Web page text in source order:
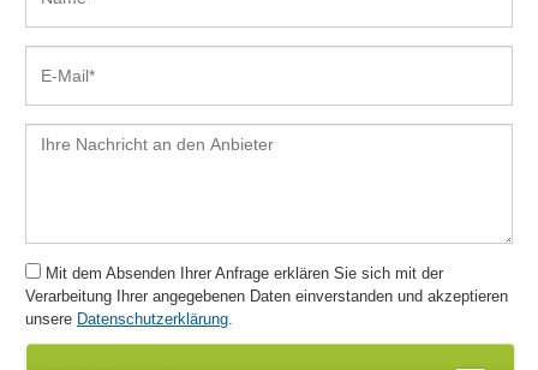
Mit dem Absenden Ihrer Anfrage erklären Sie sich mit der
Verarbeitung Ihrer angegebenen Daten einverstanden und akzeptieren
unsere Datenschutzerklärung.